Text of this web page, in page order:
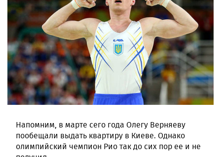
Напомним, в марте сего года Олегу Верняеву
пообещали выдать квартиру в Киеве. Однако
олимпийский чемпион Рио так до сих пор ее и не